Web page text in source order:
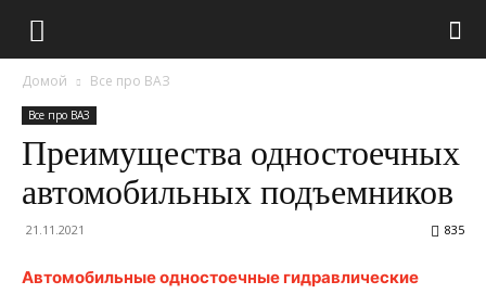
Домой Все про ВАЗ
Все про ВАЗ
Преимущества одностоечных
автомобильных подъемников
21.11.2021 835
Автомобильные одностоечные гидравлические